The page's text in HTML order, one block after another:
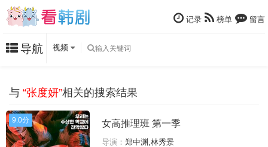
记录 榜单 留言
导航 视频
与 “张度妍”相关的搜索结果
9.0分 女高推理班 第一季
导演： 郑中渊,林秀景